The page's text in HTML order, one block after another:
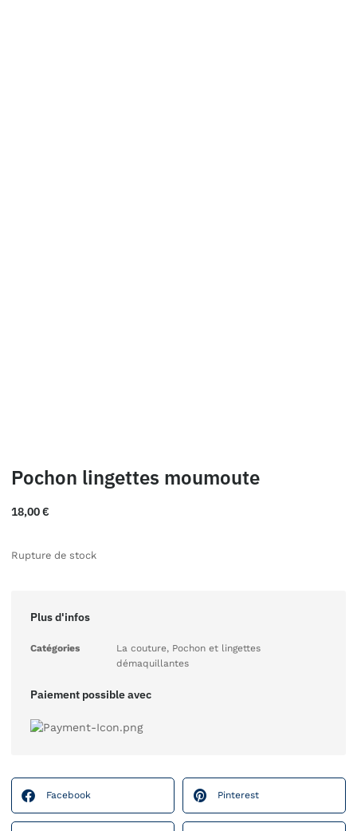
Pochon lingettes moumoute
18,00€
Rupture de stock
Plus d'infos
Catégories La couture, Pochon et lingettes
démaquillantes
Paiement possible avec
Facebook Pinterest